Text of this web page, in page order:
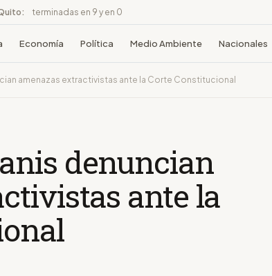
terminadas en 9 y en 0
Economía Política Medio Ambiente Nacionales
amenazas extractivistas ante la Corte Constitucional
denuncian
ante la